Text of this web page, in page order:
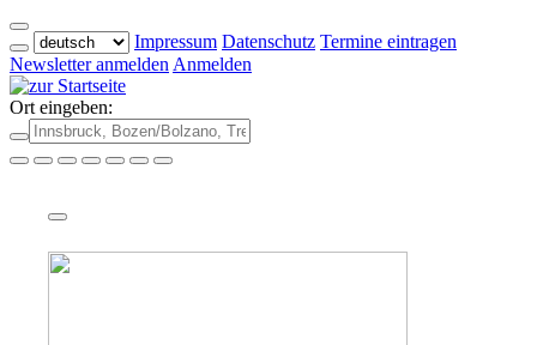
Impressum Datenschutz Termine eintragen
Newsletter anmelden Anmelden
Ort eingeben: